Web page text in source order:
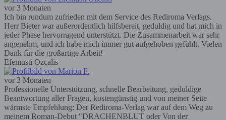
vor 3 Monaten
Ich bin rundum zufrieden mit dem Service des Rediroma Verlags.
Herr Bieter war außerordentlich hilfsbereit, geduldig und hat mich in
jeder Phase hervorragend unterstützt. Die Zusammenarbeit war sehr
angenehm, und ich habe mich immer gut aufgehoben gefühlt. Vielen
Dank für die großartige Arbeit!
Efemusti Ozcalis
vor 3 Monaten
Professionelle Unterstützung, schnelle Bearbeitung, geduldige
Beantwortung aller Fragen, kostengünstig und von meiner Seite
wärmste Empfehlung: Der Rediroma-Verlag war auf dem Weg zu
meinem Roman-Debut "DRACHENBLUT oder Von der